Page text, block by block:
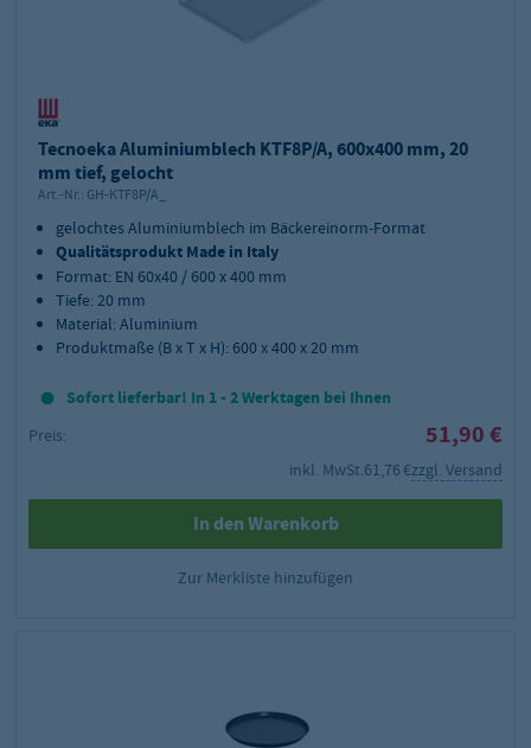
Tecnoeka Aluminiumblech KTF8P/A, 600x400 mm, 20
mm tief, gelocht
Art.-Nr.: GH-KTF8P/A_
gelochtes Aluminiumblech im Bäckereinorm-Format
Qualitätsprodukt Made in Italy
Format: EN 60x40 / 600 x 400 mm
Tiefe: 20 mm
Material: Aluminium
Produktmaße (B x T x H): 600 x 400 x 20 mm
Sofort lieferbar! In 1 - 2 Werktagen bei Ihnen
Preis: 51,90 €
inkl. MwSt.61,76 €zzgl. Versand
In den Warenkorb
Zur Merkliste hinzufügen